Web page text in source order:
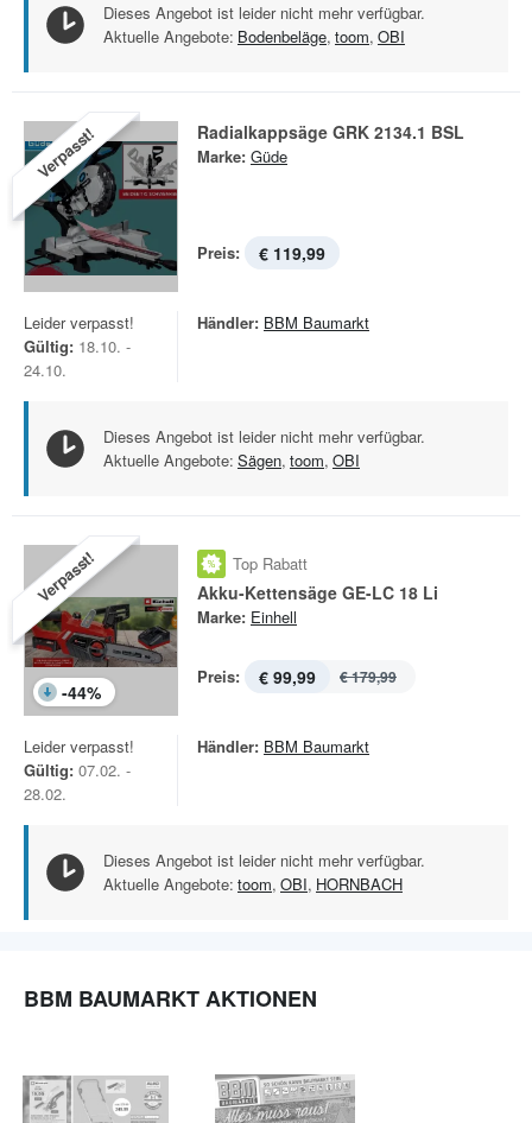
Dieses Angebot ist leider nicht mehr verfügbar.
Aktuelle Angebote: Bodenbeläge, toom, OBI
Verpasst! Radialkappsäge GRK 2134.1 BSL
Marke: Güde
Preis: € 119,99
Leider verpasst!
Gültig: 18.10. -
24.10.
Händler: BBM Baumarkt
Dieses Angebot ist leider nicht mehr verfügbar.
Aktuelle Angebote: Sägen, toom, OBI
Verpasst!
-44%
Top Rabatt
Akku-Kettensäge GE-LC 18 Li
Marke: Einhell
Preis: € 99,99 € 179,99
Leider verpasst!
Gültig: 07.02. -
28.02.
Händler: BBM Baumarkt
Dieses Angebot ist leider nicht mehr verfügbar.
Aktuelle Angebote: toom, OBI, HORNBACH
BBM BAUMARKT AKTIONEN